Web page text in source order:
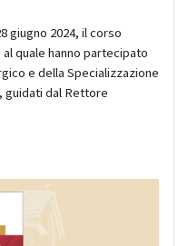
giugno 2024, il corso
quale hanno partecipato
e della Specializzazione
guidati dal Rettore